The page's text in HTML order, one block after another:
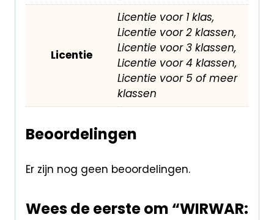
Licentie
Licentie voor 1 klas,
Licentie voor 2 klassen,
Licentie voor 3 klassen,
Licentie voor 4 klassen,
Licentie voor 5 of meer
klassen
Beoordelingen
Er zijn nog geen beoordelingen.
Wees de eerste om “WIRWAR: